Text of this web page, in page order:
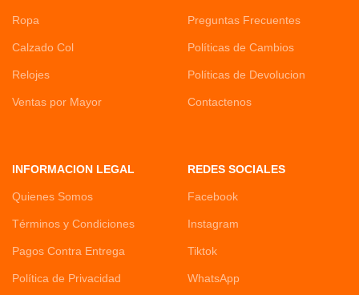
Ropa
Calzado Col
Relojes
Ventas por Mayor
Preguntas Frecuentes
Políticas de Cambios
Políticas de Devolucion
Contactenos
INFORMACION LEGAL
Quienes Somos
Términos y Condiciones
Pagos Contra Entrega
Política de Privacidad
REDES SOCIALES
Facebook
Instagram
Tiktok
WhatsApp